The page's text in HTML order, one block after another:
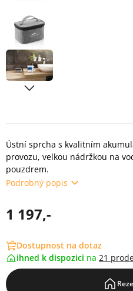
Ústní sprcha s kvalitním
provozu, velkou nádržkou na
pouzdrem.
Podrobný popis
1 197,-
Dostupnost na dotaz
ihned k dispozici na 21